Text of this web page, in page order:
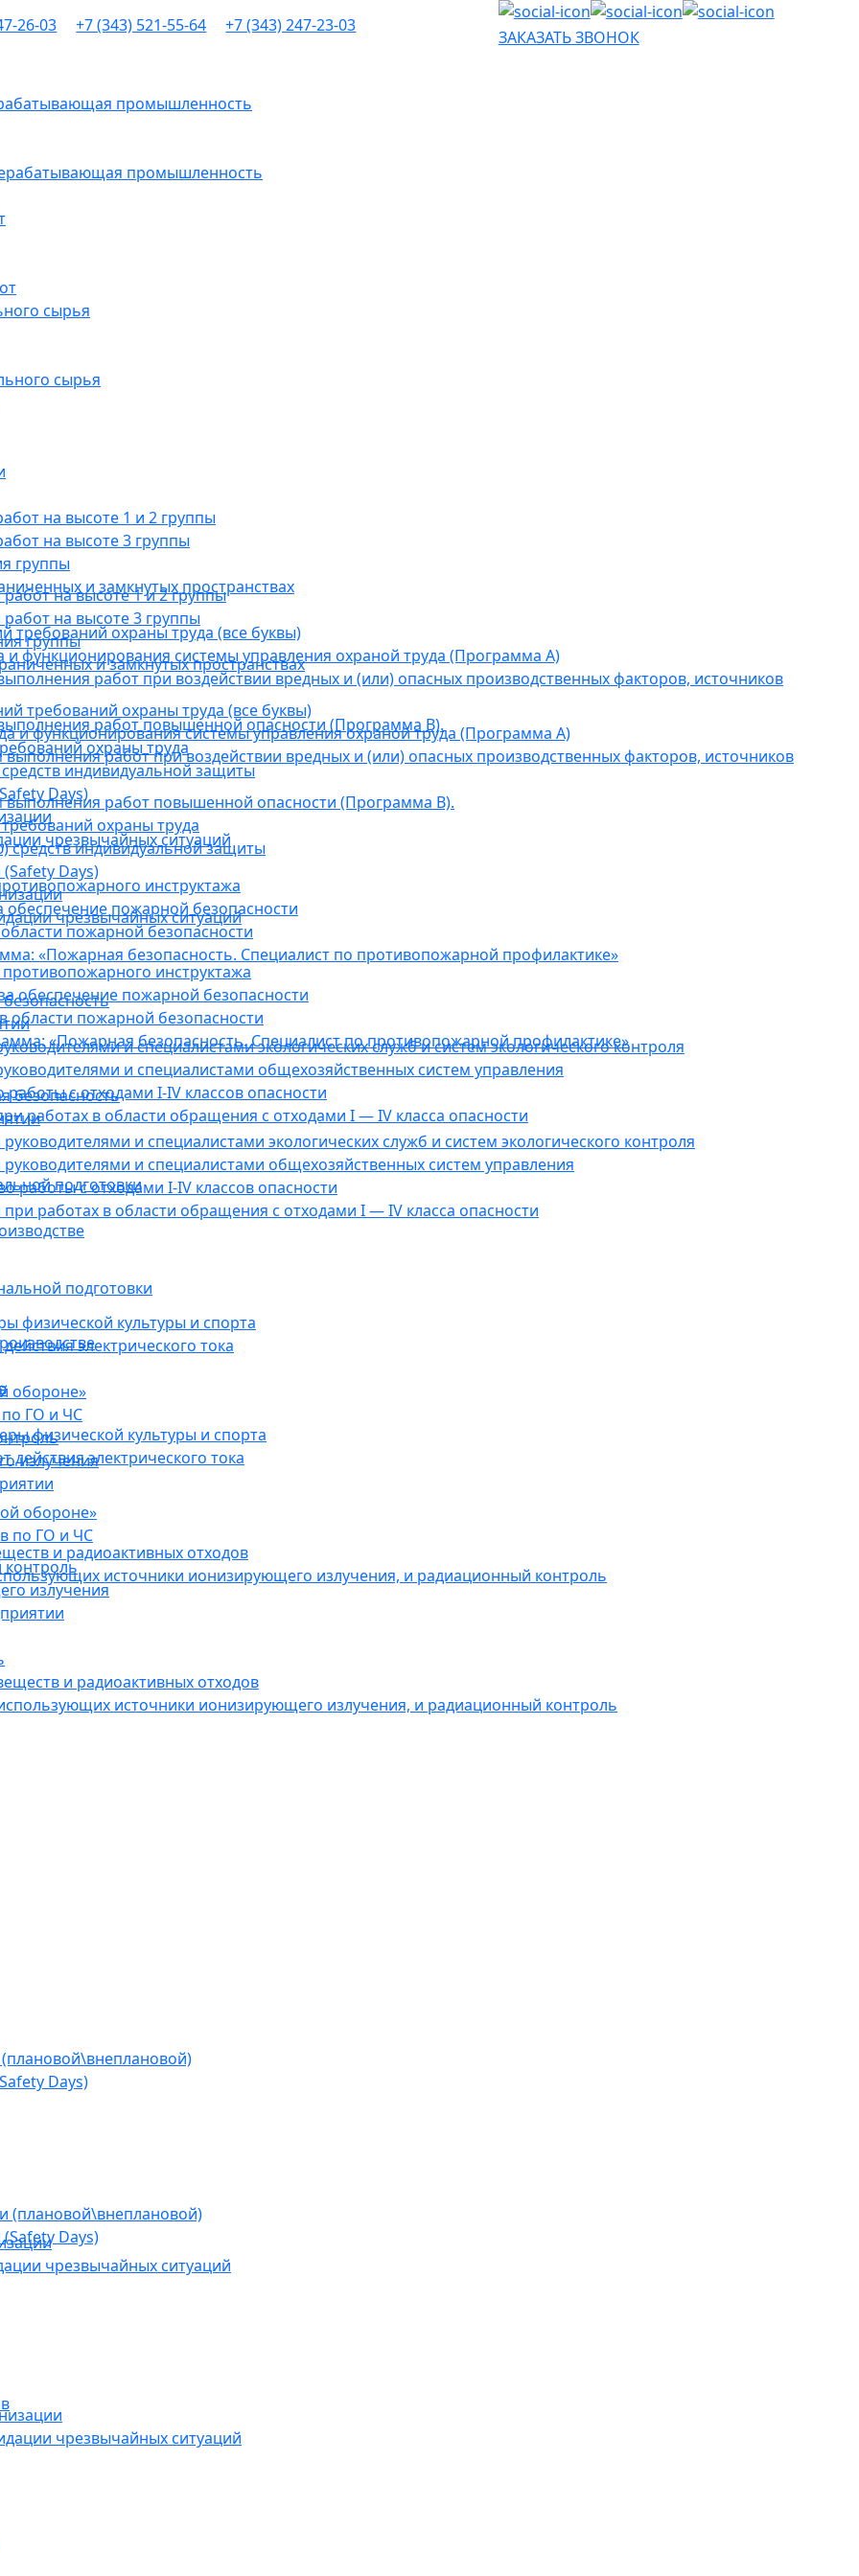
промышленность
сырья
на высоте 1 и 2 группы
на высоте 3 группы
группы
и замкнутых пространствах
требований охраны труда (все буквы)
функционирования системы управления охраной труда (Программа А)
работ при воздействии вредных и (или) опасных производственных факторов, источников
работ повышенной опасности (Программа В).
охраны труда
индивидуальной защиты
Days)
чрезвычайных ситуаций
инструктажа
пожарной безопасности
пожарной безопасности
«Пожарная безопасность. Специалист по противопожарной профилактике»
и специалистами экологических служб и систем экологического контроля
и специалистами общехозяйственных систем управления
с отходами I-IV классов опасности
работах в области обращения с отходами I — IV класса опасности
подготовки
физической культуры и спорта
электрического тока
обороне»
ГО и ЧС
излучения
и радиоактивных отходов
источники ионизирующего излучения, и радиационный контроль
Days)
чрезвычайных ситуаций
26-03 +7 (343) 521-55-64 +7 (343) 247-23-03
ЗАКАЗАТЬ ЗВОНОК
промышленность
сырья
на высоте 1 и 2 группы
на высоте 3 группы
группы
и замкнутых пространствах
требований охраны труда (все буквы)
и функционирования системы управления охраной труда (Программа А)
работ при воздействии вредных и (или) опасных производственных факторов, источников
работ повышенной опасности (Программа В).
охраны труда
индивидуальной защиты
Days)
чрезвычайных ситуаций
инструктажа
обеспечение пожарной безопасности
пожарной безопасности
«Пожарная безопасность. Специалист по противопожарной профилактике»
безопасность
и специалистами экологических служб и систем экологического контроля
и специалистами общехозяйственных систем управления
работы с отходами I-IV классов опасности
работах в области обращения с отходами I — IV класса опасности
подготовки
физической культуры и спорта
электрического тока
обороне»
по ГО и ЧС
контроль
излучения
и радиоактивных отходов
источники ионизирующего излучения, и радиационный контроль
(плановой\внеплановой)
Days)
чрезвычайных ситуаций